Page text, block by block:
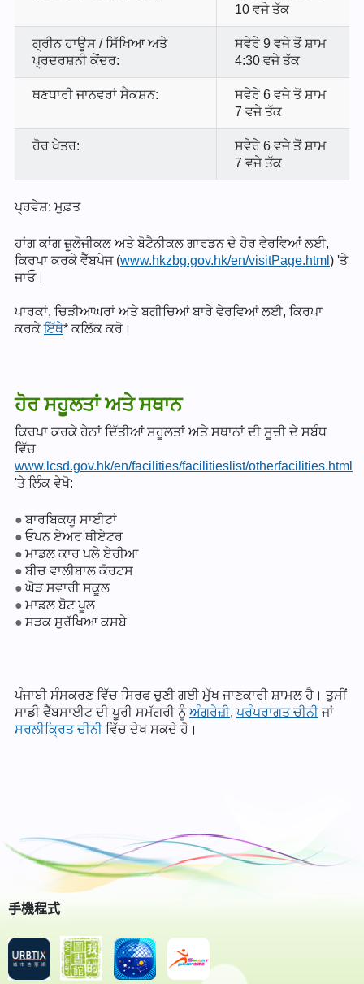
10 ਵਜੇ ਤੱਕ
ਗ੍ਰੀਨ ਹਾਊਸ / ਸਿੱਖਿਆ ਅਤੇ
ਪ੍ਰਦਰਸ਼ਨੀ ਕੇਂਦਰ:
ਸਵੇਰੇ 9 ਵਜੇ ਤੋਂ ਸ਼ਾਮ
4:30 ਵਜੇ ਤੱਕ
ਥਣਧਾਰੀ ਜਾਨਵਰਾਂ ਸੈਕਸ਼ਨ:
ਸਵੇਰੇ 6 ਵਜੇ ਤੋਂ ਸ਼ਾਮ
7 ਵਜੇ ਤੱਕ
ਹੋਰ ਖੇਤਰ:
ਸਵੇਰੇ 6 ਵਜੇ ਤੋਂ ਸ਼ਾਮ
7 ਵਜੇ ਤੱਕ
ਪ੍ਰਵੇਸ਼: ਮੁਫ਼ਤ
ਹਾਂਗ ਕਾਂਗ ਜ਼ੂਲੋਜੀਕਲ ਅਤੇ ਬੋਟੈਨੀਕਲ ਗਾਰਡਨ ਦੇ ਹੋਰ ਵੇਰਵਿਆਂ ਲਈ,
ਕਿਰਪਾ ਕਰਕੇ ਵੈੱਬਪੇਜ (www.hkzbg.gov.hk/en/visitPage.html ) 'ਤੇ
ਜਾਓ।
ਪਾਰਕਾਂ, ਚਿੜੀਆਘਰਾਂ ਅਤੇ ਬਗੀਚਿਆਂ ਬਾਰੇ ਵੇਰਵਿਆਂ ਲਈ, ਕਿਰਪਾ
ਕਰਕੇਇੱਥੇ* ਕਲਿੱਕ ਕਰੋ।
ਹੋਰ ਸਹੂਲਤਾਂ ਅਤੇ ਸਥਾਨ
ਕਿਰਪਾ ਕਰਕੇ ਹੇਠਾਂ ਦਿੱਤੀਆਂ ਸਹੂਲਤਾਂ ਅਤੇ ਸਥਾਨਾਂ ਦੀ ਸੂਚੀ ਦੇ ਸਬੰਧ
ਵਿੱਚ
www.lcsd.gov.hk/en/facilities/facilitieslist/otherfacilities.html
'ਤੇ ਲਿੰਕ ਵੇਖੋ:
ਬਾਰਬਿਕਯੂ ਸਾਈਟਾਂ
ਓਪਨ ਏਅਰ ਥੀਏਟਰ
ਮਾਡਲ ਕਾਰ ਪਲੇ ਏਰੀਆ
ਬੀਚ ਵਾਲੀਬਾਲ ਕੋਰਟਸ
ਘੋੜ ਸਵਾਰੀ ਸਕੂਲ
ਮਾਡਲ ਬੋਟ ਪੂਲ
ਸੜਕ ਸੁਰੱਖਿਆ ਕਸਬੇ
ਪੰਜਾਬੀ ਸੰਸਕਰਣ ਵਿੱਚ ਸਿਰਫ ਚੁਣੀ ਗਈ ਮੁੱਖ ਜਾਣਕਾਰੀ ਸ਼ਾਮਲ ਹੈ। ਤੁਸੀਂ
ਸਾਡੀ ਵੈੱਬਸਾਈਟ ਦੀ ਪੂਰੀ ਸਮੱਗਰੀ ਨੂੰਅੰਗਰੇਜ਼ੀ,ਪਰੰਪਰਾਗਤ ਚੀਨੀਜਾਂ
ਸਰਲੀਕ੍ਰਿਤ ਚੀਨੀਵਿੱਚ ਦੇਖ ਸਕਦੇ ਹੋ।
手機程式